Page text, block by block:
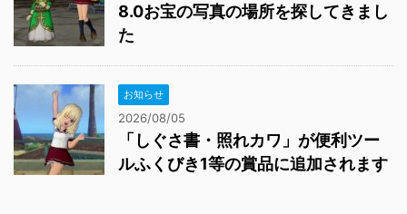
8.0お宝の写真の場所を探してきまし
た
お知らせ
2026/08/05
「しぐさ書・照れカワ」が便利ツー
ルふくびき1等の賞品に追加されます